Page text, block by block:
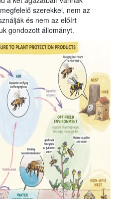
szerekkel, nem az
és nem az előírt
gondozott állományt.